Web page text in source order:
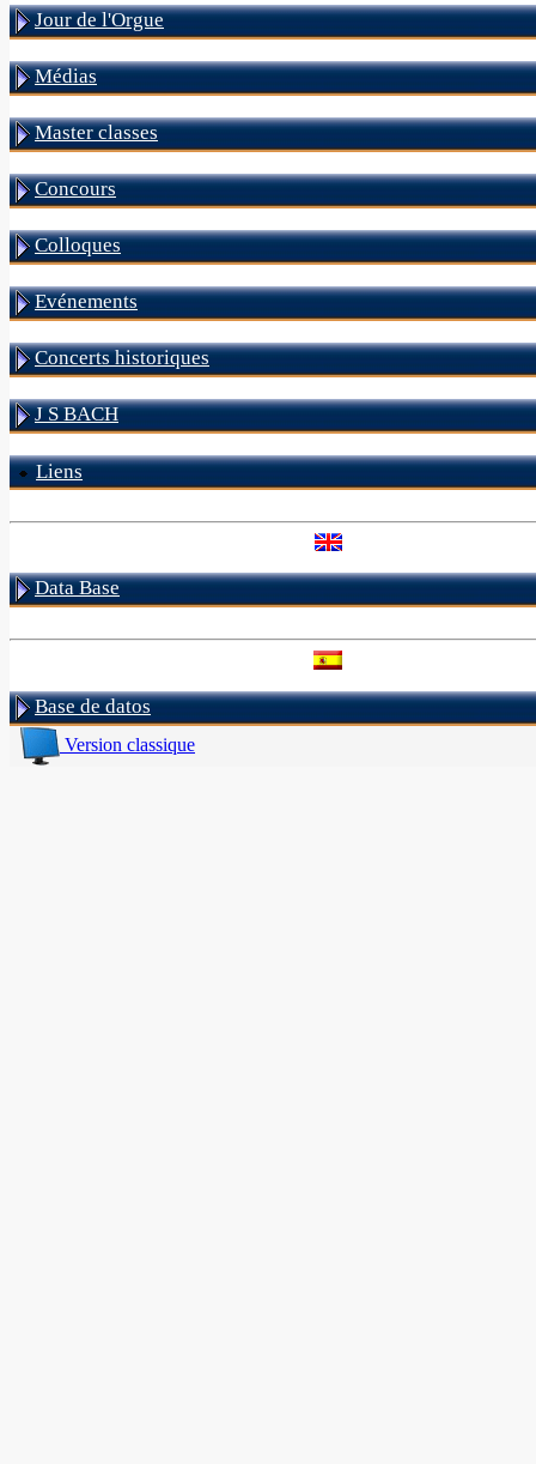
Jour de l'Orgue
Médias
Master classes
Concours
Colloques
Evénements
Concerts historiques
J S BACH
Liens
Data Base
Base de datos
Version classique